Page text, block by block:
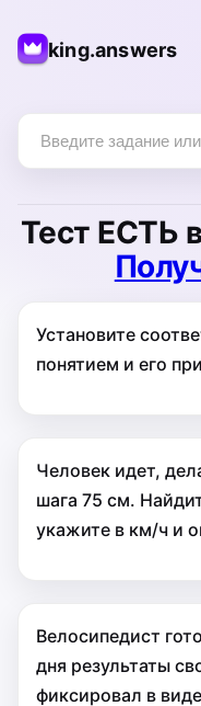
king.answers
Тест ЕСТЬ
Установите
понятием и его
Человек идет,
шага 75 см.
укажите в км/ч и
Велосипедист
дня результаты
фиксировал в